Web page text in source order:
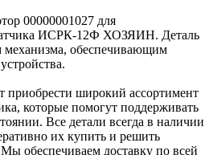
00000001027 для
ИСРК-12Ф ХОЗЯИН. Деталь
механизма, обеспечивающим
широкий ассортимент
которые помогут поддерживать
Все детали всегда в наличии
их купить и решить
обеспечиваем доставку по всей